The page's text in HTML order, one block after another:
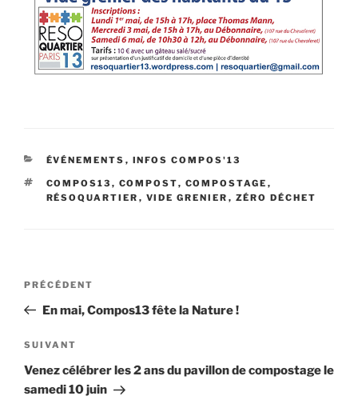
CATÉGORIES
ÉVÉNEMENTS , INFOS COMPOS'13
ÉTIQUETTES
COMPOS13 , COMPOST, COMPOSTAGE ,
RÉSOQUARTIER , VIDE GRENIER , ZÉRO DÉCHET
Navigation
l’article
Article
précédent
PRÉCÉDENT
En mai, Compos13 fête la Nature !
Article
suivant
SUIVANT
Venez célébrer les 2 ans du pavillon de compostage le
samedi 10 juin